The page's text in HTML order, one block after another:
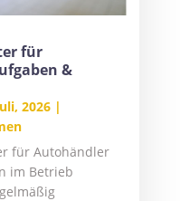
für
&
2026|
für Autohändler
im Betrieb